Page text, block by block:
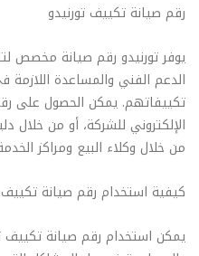
رقم صيانة تكييف تورنيدو
يوفر تورنيدو رقم صيانة مخصص
الدعم الفني والمساعدة
تكييفاتهم. يمكن الحصول على
الإلكتروني للشركة، أو من خلال
من خلال وكلاء البيع ومراكز
كيفية استخدام رقم صيانة تكييف
يمكن استخدام رقم صيانة تكييف